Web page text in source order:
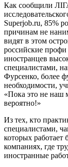
Как сообщили
Superjob.ru, 85%
причинам не
видят в этом
российские
иностранцев
специалистами,
Фурсенко, более
необходимости,
«Пока это не наш
вероятно!»
Из тех, кто
специалистами,
которых работает
компаниях, где
иностранные